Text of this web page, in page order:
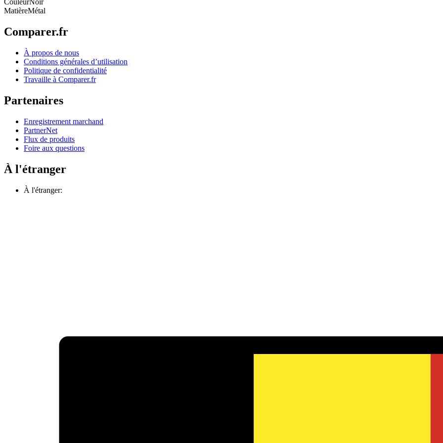
CouleurNoir
MatièreMétal
Comparer.fr
À propos de nous
Conditions générales d’utilisation
Politique de confidentialité
Travaille à Comparer.fr
Partenaires
Enregistrement marchand
PartnerNet
Flux de produits
Foire aux questions
À l'étranger
À l'étranger: